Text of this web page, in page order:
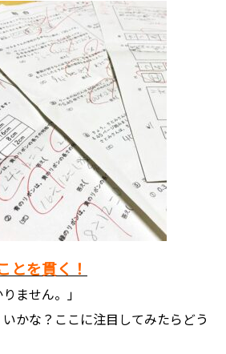
とを貫く！
ません。」
かな？ここに注目してみたらどう